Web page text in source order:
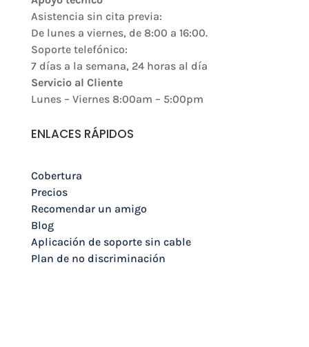
Asistencia sin cita previa:
De lunes a viernes, de 8:00 a 16:00.
Soporte telefónico:
7 días a la semana, 24 horas al día
Servicio al Cliente
Lunes – Viernes 8:00am – 5:00pm
ENLACES RÁPIDOS
Cobertura
Precios
Recomendar un amigo
Blog
Aplicación de soporte sin cable
Plan de no discriminación